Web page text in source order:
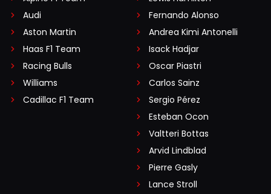
Audi
Aston Martin
Haas F1 Team
Racing Bulls
Williams
Cadillac F1 Team
Fernando Alonso
Andrea Kimi Antonelli
Isack Hadjar
Oscar Piastri
Carlos Sainz
Sergio Pérez
Esteban Ocon
Valtteri Bottas
Arvid Lindblad
Pierre Gasly
Lance Stroll